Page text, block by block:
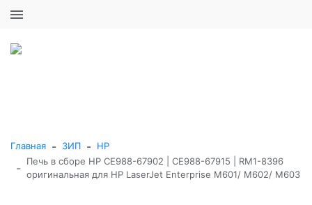
Главная - ЗИП - HP
-
Печь в сборе HP CE988-67902 | CE988-67915 | RM1-8396
оригинальная для HP LaserJet Enterprise M601/ M602/ M603